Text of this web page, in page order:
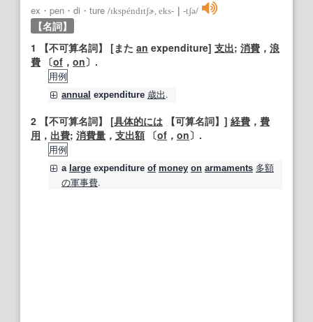
ex・pen・di・ture /ɪkspéndɪtʃɚ, eks‐ ‐tʃə/
【名詞】
1
【不可算名詞】 [また an expenditure] 支出; 消費 ， 浪
費 〔of ， on〕.
用例
annual expenditure 歳出.
2 【不可算名詞】 [具体的には 【可算名詞】 ] 経費 ， 費
用 ， 出費; 消費量 ， 支出額 〔of ， on〕.
用例
a large expenditure of money on armaments 多額
の軍事費.